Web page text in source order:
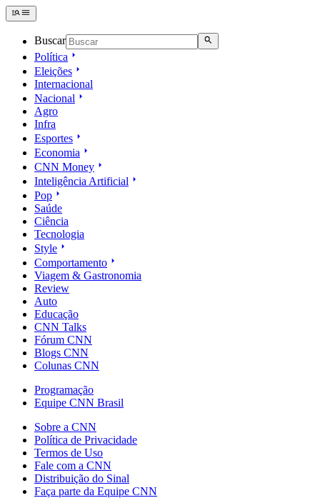
Buscar
Política
Eleições
Internacional
Nacional
Agro
Infra
Esportes
Economia
CNN Money
Inteligência Artificial
Pop
Saúde
Ciência
Tecnologia
Style
Comportamento
Viagem & Gastronomia
Review
Auto
Educação
CNN Talks
Fórum CNN
Blogs CNN
Colunas CNN
Programação
Equipe CNN Brasil
Sobre a CNN
Política de Privacidade
Termos de Uso
Fale com a CNN
Distribuição do Sinal
Faça parte da Equipe CNN